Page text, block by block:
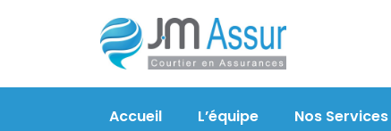
Accueil L’équipe Nos Services